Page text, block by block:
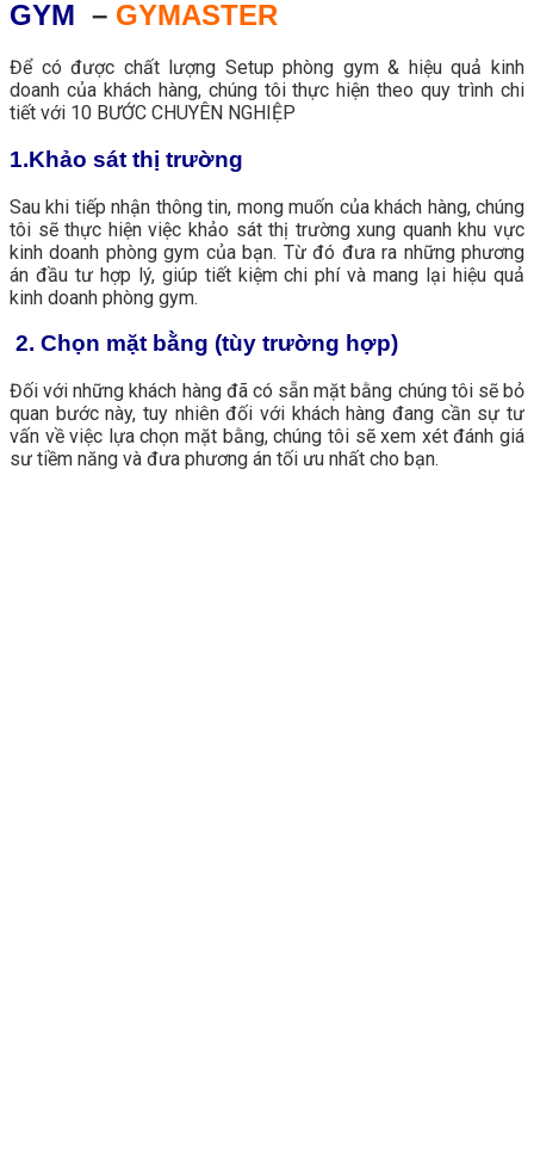
GYM – GYMASTER
Để có được chất lượng Setup phòng gym & hiệu quả kinh
doanh của khách hàng, chúng tôi thực hiện theo quy trình chi
tiết với 10 BƯỚC CHUYÊN NGHIỆP
1.Khảo sát thị trường
Sau khi tiếp nhận thông tin, mong muốn của khách hàng, chúng
tôi sẽ thực hiện việc khảo sát thị trường xung quanh khu vực
kinh doanh phòng gym của bạn. Từ đó đưa ra những phương
án đầu tư hợp lý, giúp tiết kiệm chi phí và mang lại hiệu quả
kinh doanh phòng gym.
2. Chọn mặt bằng (tùy trường hợp)
Đối với những khách hàng đã có sẵn mặt bằng chúng tôi sẽ bỏ
quan bước này, tuy nhiên đối với khách hàng đang cần sự tư
vấn về việc lựa chọn mặt bằng, chúng tôi sẽ xem xét đánh giá
sư tiềm năng và đưa phương án tối ưu nhất cho bạn.